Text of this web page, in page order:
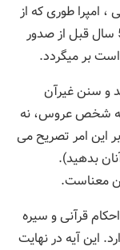
امپرا طوری که از
1750 تا 9217 قبل از میلاد مسیح (حدود0 50 سال قبل از صدور
بر میگردد.
و سنن غیرآن
به شخص عروس، نه
خانواده او، داده می شود. سوره النساء، آیه 4 بر این امر تصریح می
بدهید).
احکام قرآنی و سیره
این آیه در نهایت